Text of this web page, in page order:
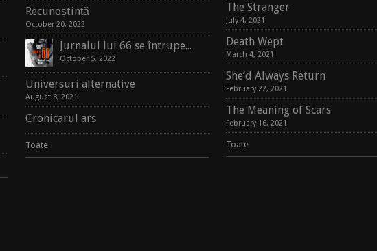
Recunoștință
October 20, 2022
Jurnalul lui 66 se întrupează în carte
October 5, 2022
Universuri alternative
August 8, 2021
Cronicarul ars
Toate
The Stranger
July 4, 2021
Death Wept
March 4, 2021
She’d Always Return
February 22, 2021
The Meaning of Scars
February 16, 2021
Toate